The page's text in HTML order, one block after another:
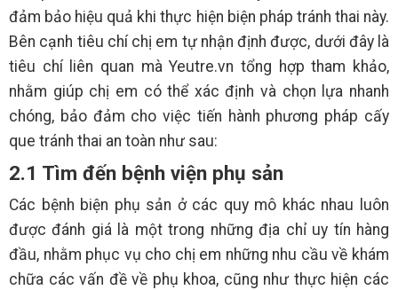
đảm bảo hiệu quả khi thực hiện biện pháp tránh thai này.
Bên cạnh tiêu chí chị em tự nhận định được, dưới đây là
tiêu chí liên quan mà Yeutre.vn tổng hợp tham khảo,
nhằm giúp chị em có thể xác định và chọn lựa nhanh
chóng, bảo đảm cho việc tiến hành phương pháp cấy
que tránh thai an toàn như sau:
2.1 Tìm đến bệnh viện phụ sản
Các bệnh biện phụ sản ở các quy mô khác nhau luôn
được đánh giá là một trong những địa chỉ uy tín hàng
đầu, nhằm phục vụ cho chị em những nhu cầu về khám
chữa các vấn đề về phụ khoa, cũng như thực hiện các